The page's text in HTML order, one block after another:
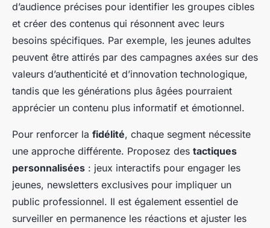
d’audience précises pour identifier les groupes cibles
et créer des contenus qui résonnent avec leurs
besoins spécifiques. Par exemple, les jeunes adultes
peuvent être attirés par des campagnes axées sur des
valeurs d’authenticité et d’innovation technologique,
tandis que les générations plus âgées pourraient
apprécier un contenu plus informatif et émotionnel.
Pour renforcer la fidélité, chaque segment nécessite
une approche différente. Proposez des tactiques
personnalisées : jeux interactifs pour engager les
jeunes, newsletters exclusives pour impliquer un
public professionnel. Il est également essentiel de
surveiller en permanence les réactions et ajuster les